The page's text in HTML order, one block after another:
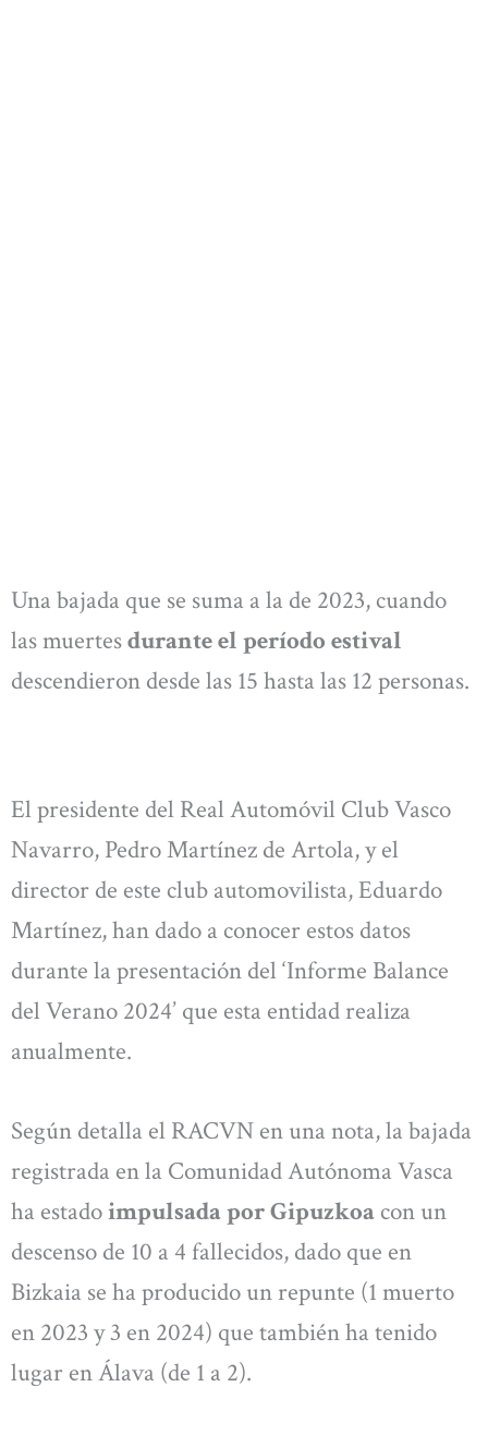
Una bajada que se suma a la de 2023, cuando
las muertesdurante el período estival
descendieron desde las 15 hasta las 12 personas.
El presidente del Real Automóvil Club Vasco
Navarro, Pedro Martínez de Artola, y el
director de este club automovilista, Eduardo
Martínez, han dado a conocer estos datos
durante la presentación del ‘Informe Balance
del Verano 2024’ que esta entidad realiza
anualmente.
Según detalla el RACVN en una nota, la bajada
registrada en la Comunidad Autónoma Vasca
ha estadoimpulsada por Gipuzkoa con un
descenso de 10 a 4 fallecidos, dado que en
Bizkaia se ha producido un repunte (1 muerto
en 2023 y 3 en 2024) que también ha tenido
lugar en Álava (de 1 a 2).